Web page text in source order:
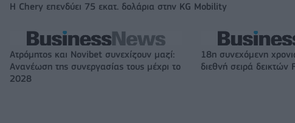
Η Chery επενδύει 75 εκατ. δολάρια στην KG Mobility
Ατρόμητος και Novibet συνεχίζουν μαζί:
Ανανέωση της συνεργασίας τους μέχρι το
2028
18η συνεχόμενη
διεθνή σειρά δεικτών